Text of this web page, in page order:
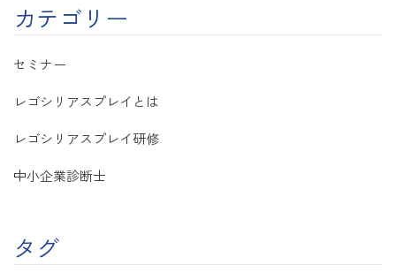
カテゴリー
セミナー
レゴシリアスプレイとは
レゴシリアスプレイ研修
中小企業診断士
タグ